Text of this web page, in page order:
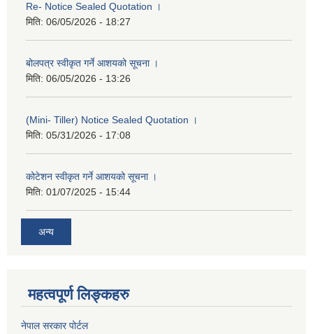
Re- Notice Sealed Quotation ।
मिति: 06/05/2026 - 18:27
बोलपत्र स्वीकृत गर्ने आशयको सूचना ।
मिति: 06/05/2026 - 13:26
(Mini- Tiller) Notice Sealed Quotation ।
मिति: 05/31/2026 - 17:08
कोटेशन स्वीकृत गर्ने आशयको सूचना ।
मिति: 01/07/2025 - 15:44
अन्य
महत्वपूर्ण लिङ्कहरु
नेपाल सरकार पोर्टल